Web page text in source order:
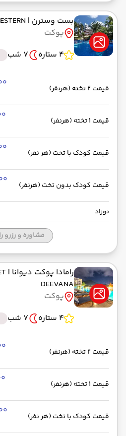
بست وسترن | BEST WESTERN
پوکت
4 ستاره
7 شب
قیمت 2 تخته (هرنفر)
قیمت 1 تخته (هرنفر)
قیمت کودک با تخت (هر نفر)
قیمت کودک بدون تخت (هرنفر)
نوزاد
مشاوره و رزرو
رامادا پوکت دیوانا
DEEVANA
پوکت
4 ستاره
7 شب
قیمت 2 تخته (هرنفر)
قیمت 1 تخته (هرنفر)
قیمت کودک با تخت (هر نفر)